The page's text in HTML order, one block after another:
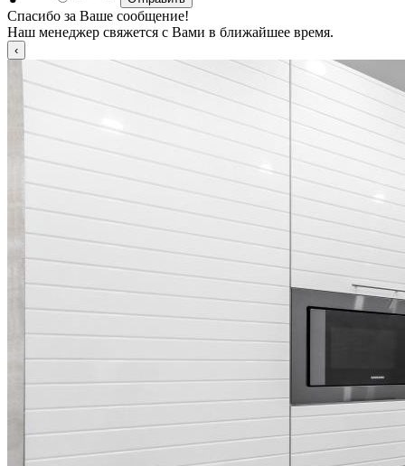
Спасибо за Ваше сообщение!
Наш менеджер свяжется с Вами в ближайшее время.